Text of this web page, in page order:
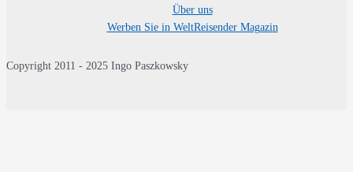
Über uns
Werben Sie in WeltReisender Magazin
Copyright 2011 - 2025 Ingo Paszkowsky